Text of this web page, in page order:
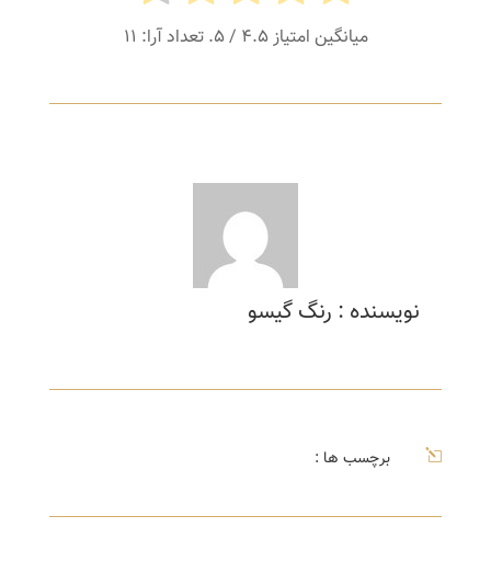
میانگین امتیاز4.5 / 5. تعداد آرا: 11
نویسنده : رنگ گیسو
l برچسب ها :